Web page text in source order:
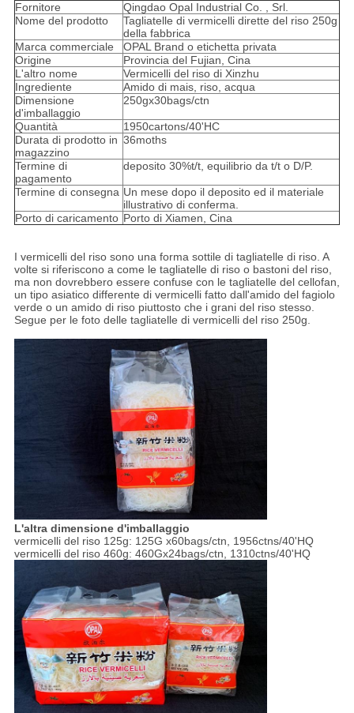
Fornitore
Qingdao Opal Industrial Co. , Srl.
Nome del prodotto
Tagliatelle di vermicelli dirette del riso 250g
della fabbrica
Marca commerciale
OPAL Brand o etichetta privata
Origine
Provincia del Fujian, Cina
L'altro nome
Vermicelli del riso di Xinzhu
Ingrediente
Amido di mais, riso, acqua
Dimensione
d'imballaggio
250gx30bags/ctn
Quantità
1950cartons/40'HC
Durata di prodotto in
magazzino
36moths
Termine di
pagamento
deposito 30%t/t, equilibrio da t/t o D/P.
Termine di consegna Un mese dopo il deposito ed il materiale
illustrativo di conferma.
Porto di caricamento Porto di Xiamen, Cina
I vermicelli del riso sono una forma sottile di tagliatelle di riso. A
volte si riferiscono a come le tagliatelle di riso o bastoni del riso,
ma non dovrebbero essere confuse con le tagliatelle del cellofan,
un tipo asiatico differente di vermicelli fatto dall'amido del fagiolo
verde o un amido di riso piuttosto che i grani del riso stesso.
Segue per le foto delle tagliatelle di vermicelli del riso 250g.
L'altra dimensione d'imballaggio
vermicelli del riso 125g: 125G x60bags/ctn, 1956ctns/40'HQ
vermicelli del riso 460g: 460Gx24bags/ctn, 1310ctns/40'HQ